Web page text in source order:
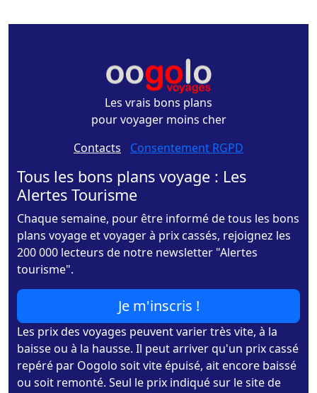
Les vrais bons plans
pour voyager moins cher
Contacts - Consentement RGPD
Tous les bons plans voyage : Les
Alertes Tourisme
Chaque semaine, pour être informé de tous les bons
plans voyage et voyager à prix cassés, rejoignez les
200 000 lecteurs de notre newsletter "Alertes
tourisme".
Je m'inscris !
Les prix des voyages peuvent varier très vite, à la
baisse ou à la hausse. Il peut arriver qu'un prix cassé
repéré par Oogolo soit vite épuisé, ait encore baissé
ou soit remonté. Seul le prix indiqué sur le site de